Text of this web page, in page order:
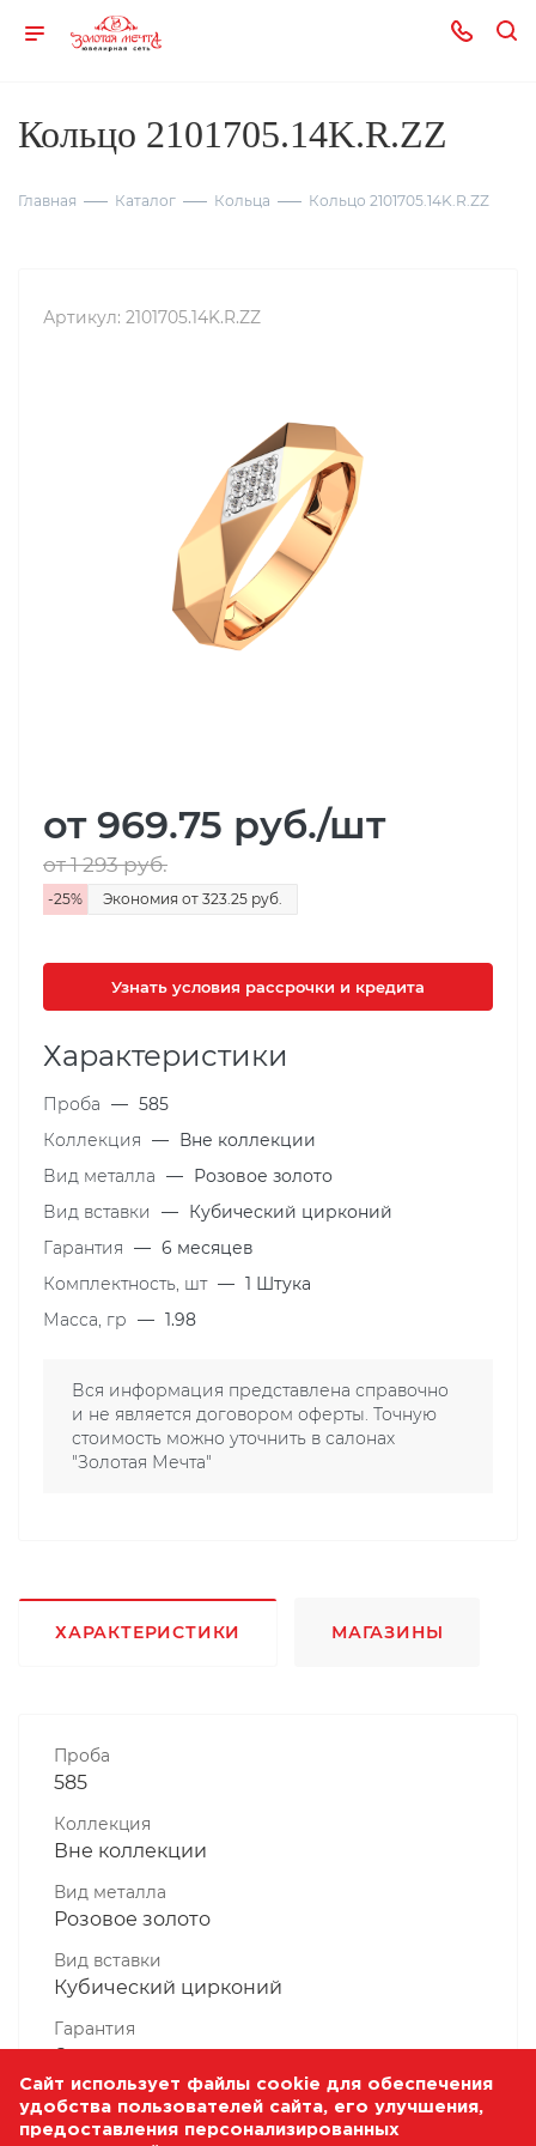
Кольцо 2101705.14K.R.ZZ
Главная Каталог Кольца Кольцо 2101705.14K.R.ZZ
Артикул: 2101705.14K.R.ZZ
от 969.75 руб./шт
от 1 293руб.
-25% Экономия от 323.25 руб.
Узнать условия рассрочки и кредита
Характеристики
Проба — 585
Коллекция — Вне коллекции
Вид металла — Розовое золото
Вид вставки
— Кубический цирконий
Гарантия — 6 месяцев
Комплектность, шт — 1 Штука
Масса, гр — 1.98
Вся информация представлена справочно
и не является договором оферты. Точную
стоимость можно уточнить в салонах
"Золотая Мечта"
ХАРАКТЕРИСТИКИ МАГАЗИНЫ
Проба
585
Коллекция
Вне коллекции
Вид металла
Розовое золото
Вид вставки
Кубический цирконий
Гарантия
6 месяцев
Комплектность, шт
1 Штука
Сайт использует файлы cookie для обеспечения
удобства пользователей сайта, его улучшения,
предоставления персонализированных